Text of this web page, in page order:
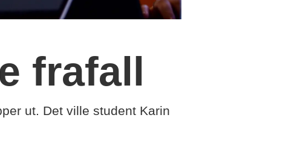
frafall
ut. Det ville student Karin